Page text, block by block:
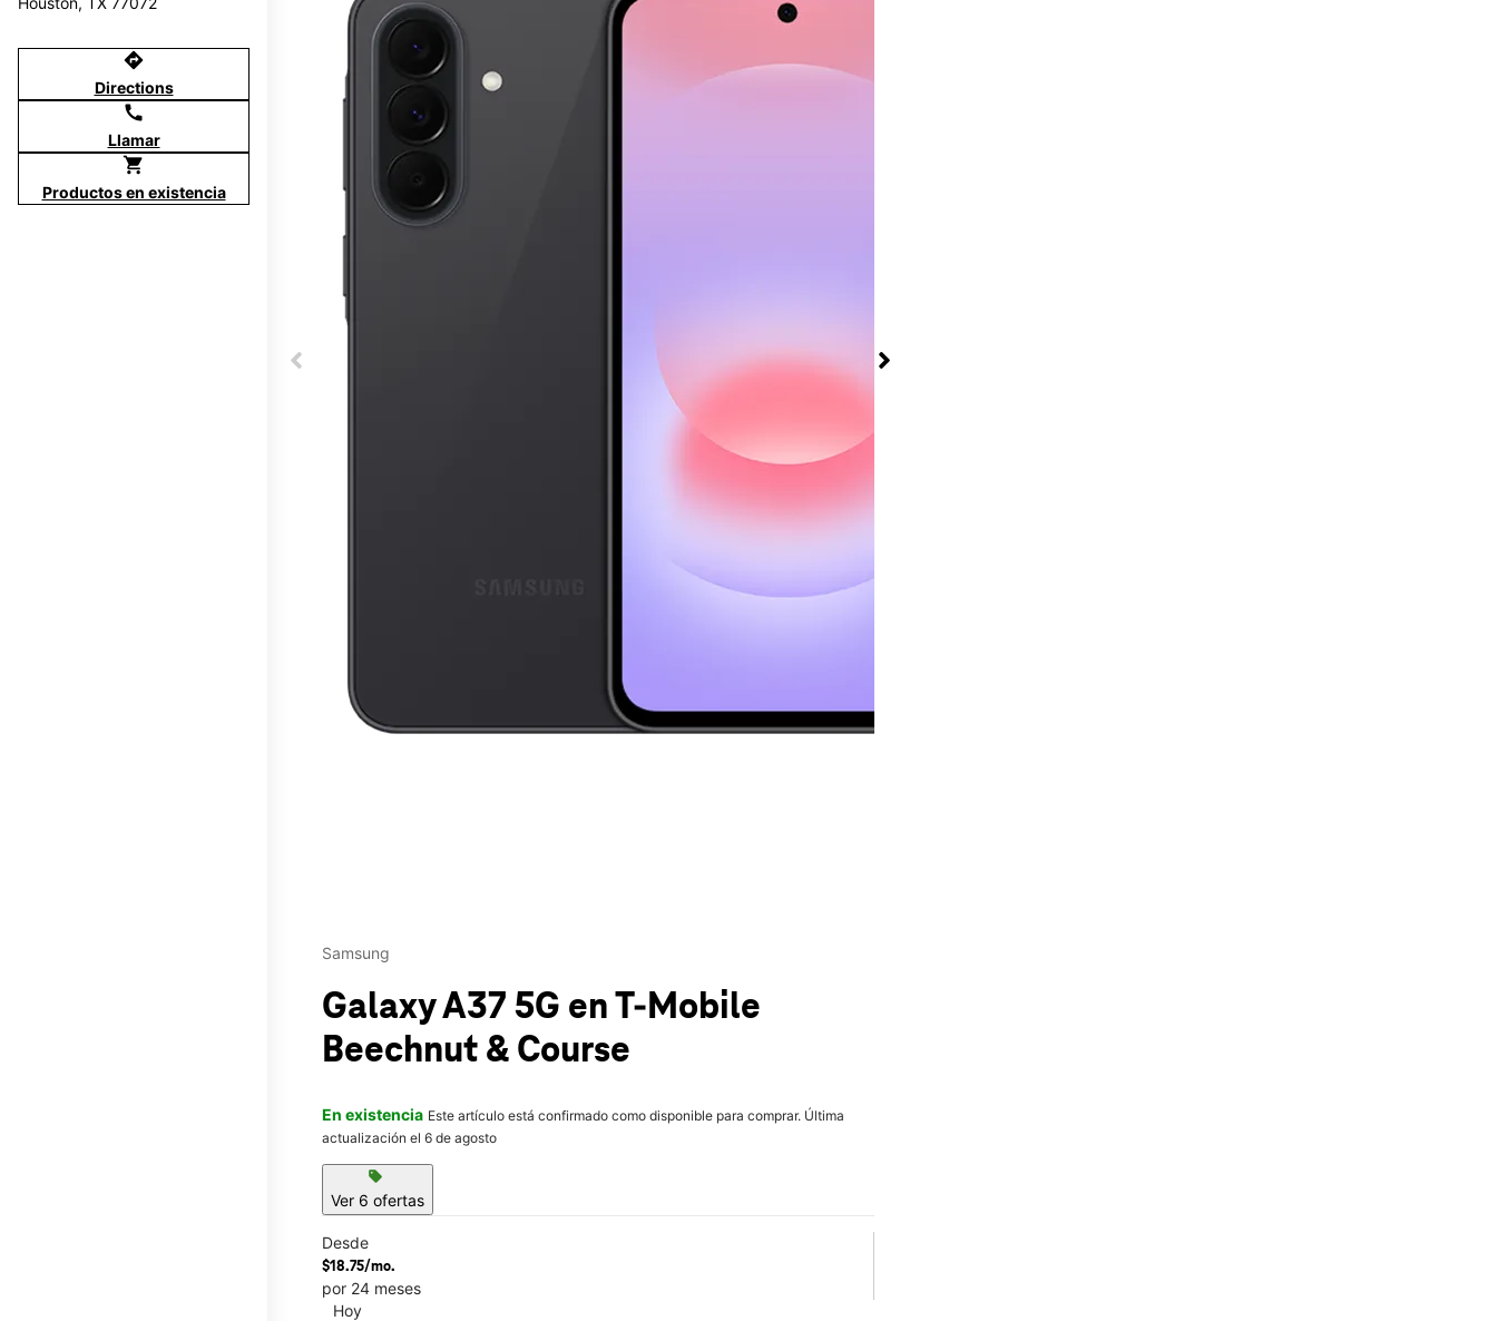
directions
Directions
call
Llamar
shopping_cart
Productos en existencia
Samsung
Galaxy A37 5G en T-Mobile
Beechnut & Course
En existencia Este artículo está confirmado como disponible para comprar. Última
actualización el 6 de agosto
sell
Ver 6 ofertas
Desde
$18.75/mo.
por 24 meses
Hoy